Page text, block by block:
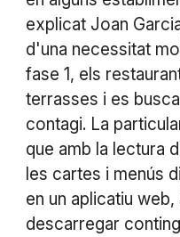
explicat Joan
d'una necessitat
fase 1, els
terrasses i es
contagi. La
que amb la lectura
les cartes i menús
en un aplicatiu
descarregar